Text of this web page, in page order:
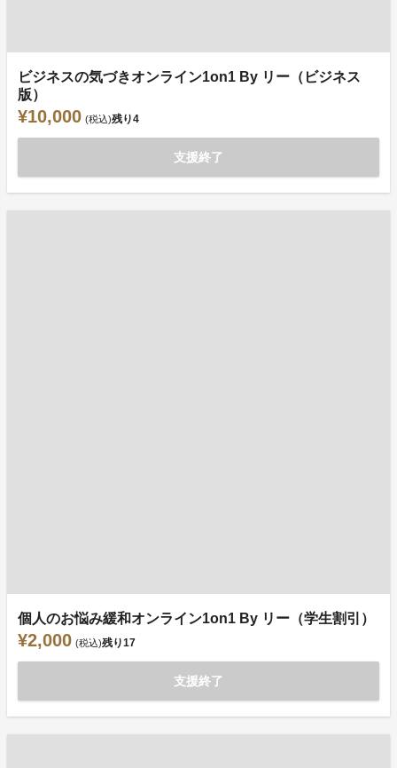
ビジネスの気づきオンライン1on1 By リー（ビジネス
版）
¥10,000 (税込)残り4
支援終了
個人のお悩み緩和オンライン1on1 By リー（学生割引）
¥2,000 (税込)残り17
支援終了